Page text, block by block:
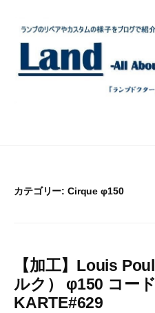
カテゴリー:Cirque φ150
【加工】Louis
ルク） φ150 コー
KARTE#629